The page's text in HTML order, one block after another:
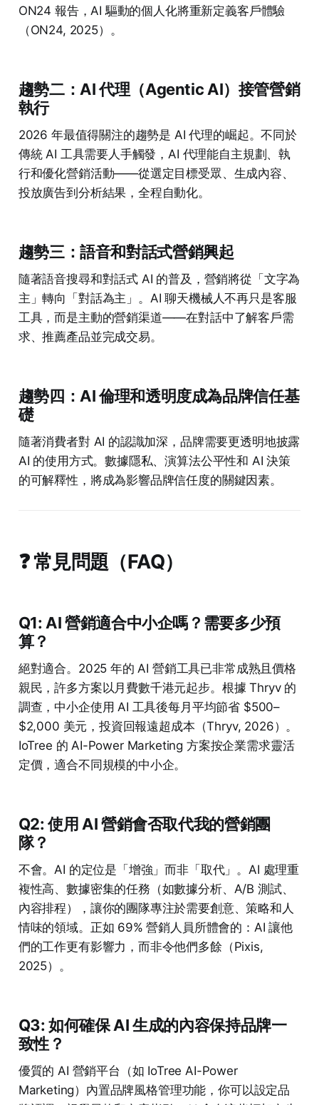
ON24 報告，AI 驅動的個人化將重新定義客戶體驗
（ON24, 2025）。
趨勢二：AI 代理（Agentic AI）接管營銷
執行
2026 年最值得關注的趨勢是 AI 代理的崛起。不同於
傳統 AI 工具需要人手觸發，AI 代理能自主規劃、執
行和優化營銷活動——從選定目標受眾、生成內容、
投放廣告到分析結果，全程自動化。
趨勢三：語音和對話式營銷興起
隨著語音搜尋和對話式 AI 的普及，營銷將從「文字為
主」轉向「對話為主」。AI 聊天機械人不再只是客服
工具，而是主動的營銷渠道——在對話中了解客戶需
求、推薦產品並完成交易。
趨勢四：AI 倫理和透明度成為品牌信任基
礎
隨著消費者對 AI 的認識加深，品牌需要更透明地披露
AI 的使用方式。數據隱私、演算法公平性和 AI 決策
的可解釋性，將成為影響品牌信任度的關鍵因素。
❓ 常見問題（FAQ）
Q1: AI 營銷適合中小企嗎？需要多少預
算？
絕對適合。2025 年的 AI 營銷工具已非常成熟且價格
親民，許多方案以月費數千港元起步。根據 Thryv 的
調查，中小企使用 AI 工具後每月平均節省 $500–
$2,000 美元，投資回報遠超成本（Thryv, 2026）。
IoTree 的 AI-Power Marketing 方案按企業需求靈活
定價，適合不同規模的中小企。
Q2: 使用 AI 營銷會否取代我的營銷團
隊？
不會。AI 的定位是「增強」而非「取代」。AI 處理重
複性高、數據密集的任務（如數據分析、A/B 測試、
內容排程），讓你的團隊專注於需要創意、策略和人
情味的領域。正如 69% 營銷人員所體會的：AI 讓他
們的工作更有影響力，而非令他們多餘（Pixis,
2025）。
Q3: 如何確保 AI 生成的內容保持品牌一
致性？
優質的 AI 營銷平台（如 IoTree AI-Power
Marketing）內置品牌風格管理功能，你可以設定品